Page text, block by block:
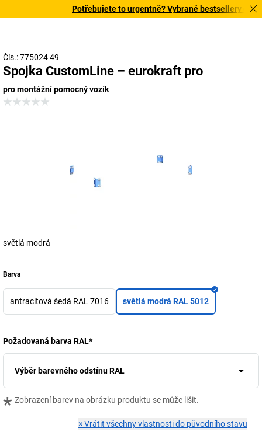
Potřebujete to urgentně? Vybrané bestsellery
Čís.: 775024 49
Spojka CustomLine – eurokraft pro
pro montážní pomocný vozík
světlá modrá
Barva
antracitová šedá RAL 7016 světlá modrá RAL 5012
Požadovaná barva RAL*
Výběr barevného odstínu RAL
* Zobrazení barev na obrázku produktu se může lišit.
×Vrátit všechny vlastnosti do původního stavu